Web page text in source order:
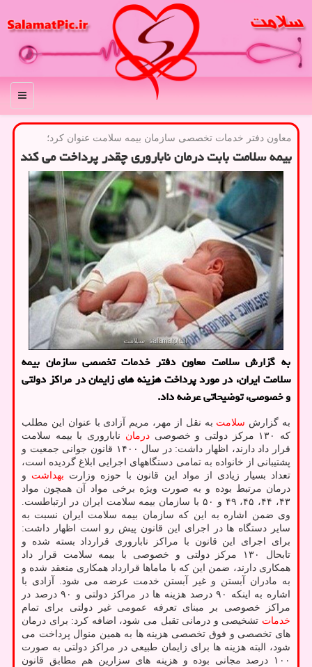
منو
معاون دفتر خدمات تخصصی سازمان بیمه سلامت عنوان كرد؛
بیمه سلامت بابت درمان ناباروری چقدر پرداخت می کند
به گزارش سلامت معاون دفتر خدمات تخصصی سازمان بیمه
سلامت ایران، در مورد پرداخت هزینه های زایمان در مراکز دولتی
و خصوصی، توضیحاتی عرضه داد.
به گزارش سلامت به نقل از مهر، مریم آزادی با عنوان این مطلب
که ۱۳۰ مرکز دولتی و خصوصی
درمان ناباروری با بیمه سلامت
قرار داد دارند، اظهار داشت: در سال ۱۴۰۰ قانون جوانی جمعیت و
پشتیبانی از خانواده به تمامی دستگاههای اجرایی ابلاغ گردیده است،
تعداد بسیار زیادی از مواد این قانون با حوزه وزارت بهداشت و
درمان مرتبط بوده و به صورت ویژه برخی مواد آن همچون مواد
۴۳، ۴۴، ۴۵، ۴۹ و ۵۰ با سازمان بیمه سلامت ایران در ارتباطست.
وی ضمن اشاره به این که سازمان بیمه سلامت ایران نسبت به
سایر دستگاه ها در اجرای این قانون پیش رو است اظهار داشت:
برای اجرای این قانون با مراکز ناباروری قرارداد بسته شده و
تابحال ۱۳۰ مرکز دولتی و خصوصی با بیمه سلامت قرار داد
همکاری دارند، ضمن این که با ماماها قرارداد همکاری منعقد شده و
به مادران آبستن و غیر آبستن خدمت عرضه می شود. آزادی با
اشاره به اینکه ۹۰ درصد هزینه ها در مراکز دولتی و ۹۰ درصد در
مراکز خصوصی بر مبنای تعرفه عمومی غیر دولتی برای تمام
خدمات تشخیصی و درمانی تقبل می شود، اضافه کرد: برای درمان
های تخصصی و فوق تخصصی هزینه ها به همین منوال پرداخت می
شود، البته هزینه ها برای زایمان طبیعی در مراکز دولتی به صورت
۱۰۰ درصد مجانی بوده و هزینه های سزارین هم مطابق قانون